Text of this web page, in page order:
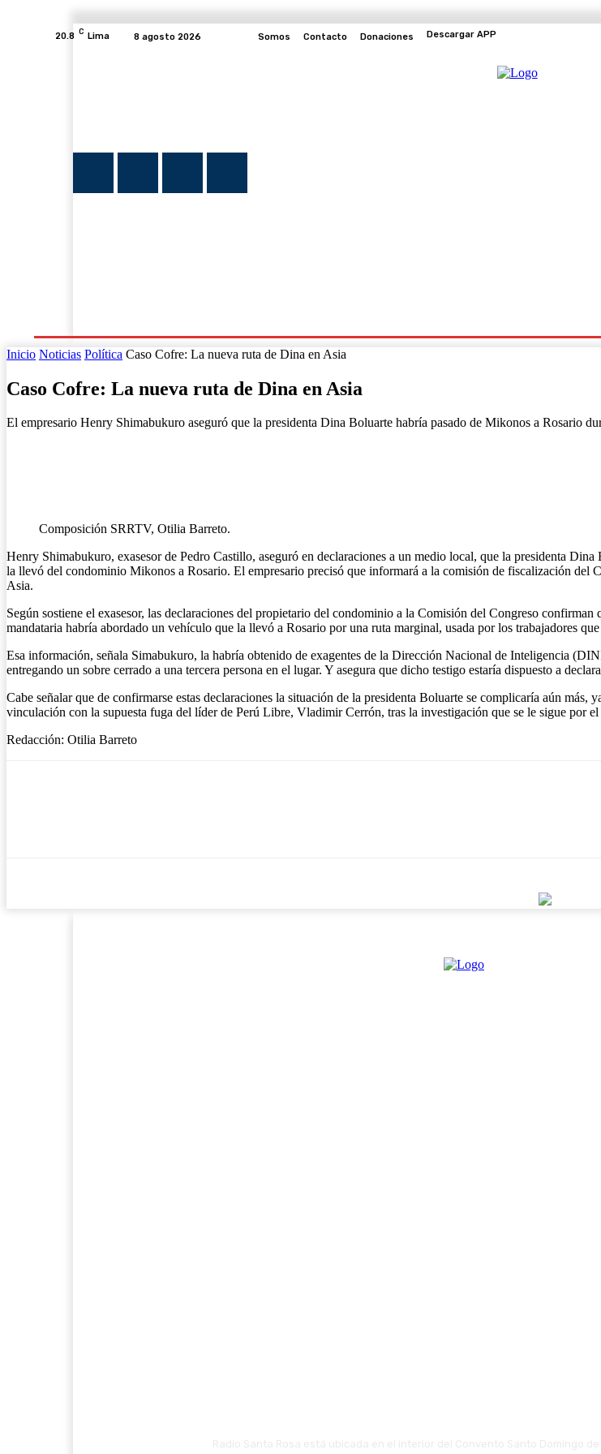
20.8 C Lima 8 agosto 2026 Somos Contacto Donaciones Descargar APP
Inicio Noticias Política Caso Cofre: La nueva ruta de Dina en Asia
Caso Cofre: La nueva ruta de Dina en Asia
El empresario Henry Shimabukuro aseguró que la presidenta Dina Boluarte habría pasado de Mikonos a Rosario
Composición SRRTV, Otilia Barreto.
Henry Shimabukuro, exasesor de Pedro Castillo, aseguró en declaraciones a un medio local, que la presidenta
la llevó del condominio Mikonos a Rosario. El empresario precisó que informará a la comisión de fiscalización del
Asia.
Según sostiene el exasesor, las declaraciones del propietario del condominio a la Comisión del Congreso
mandataria habría abordado un vehículo que la llevó a Rosario por una ruta marginal, usada por los trabajadores
Esa información, señala Simabukuro, la habría obtenido de exagentes de la Dirección Nacional de Inteligencia
entregando un sobre cerrado a una tercera persona en el lugar. Y asegura que dicho testigo estaría dispuesto a
Cabe señalar que de confirmarse estas declaraciones la situación de la presidenta Boluarte se complicaría aún
vinculación con la supuesta fuga del líder de Perú Libre, Vladimir Cerrón, tras la investigación que se le sigue por
Redacción: Otilia Barreto